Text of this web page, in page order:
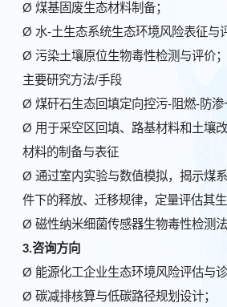
Ø 煤基固废生态材料制备；
Ø 水-土生态系统生态环境风险表征与
Ø 污染土壤原位生物毒性检测与评价；
主要研究方法/手段
Ø 煤矸石生态回填定向控污-阻燃-防
Ø 用于采空区回填、路基材料和土壤
材料的制备与表征
Ø 通过室内实验与数值模拟，揭示煤
件下的释放、迁移规律，定量评估其
Ø 磁性纳米细菌传感器生物毒性检测法
3.咨询方向
Ø 能源化工企业生态环境风险评估与诊
Ø 碳减排核算与低碳路径规划设计；